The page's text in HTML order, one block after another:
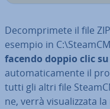
De­com­pri­me­te il file
esempio in
facendo doppio clic
au­to­ma­ti­ca­men­te il
tutti gli altri file
ne, verrà vi­sua­liz­za­ta